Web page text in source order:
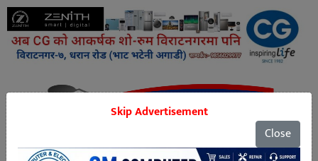
Skip Advertisement
Close